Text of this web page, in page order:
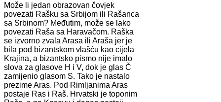
Može li jedan obrazovan čovjek
povezati Rašku sa Srbijom ili Rašanca
sa Srbinom? Međutim, može se lako
povezati Raša sa Haravačom. Raška
se izvorno zvala Arasa ili Araša jer je
bila pod bizantskom vlašću kao cijela
Krajina, a bizantsko pismo nije imalo
slova za glasove H i V, dok je glas Č
zamijenio glasom S. Tako je nastalo
prezime Aras. Pod Rimljanima Aras
postaje Ras i Raš. Hrvatski je toponim